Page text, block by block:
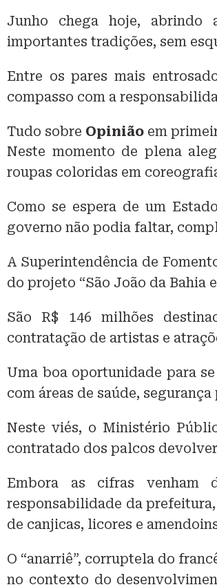
Junho chega hoje, abrindo
importantes tradições, sem
Entre os pares mais
compasso com a
Tudo sobre Opinião em
Neste momento de plena
roupas coloridas em
Como se espera de um
governo não podia faltar,
A Superintendência de
do projeto “São João da Bahia
São R$ 146 milhões
contratação de artistas e
Uma boa oportunidade para
com áreas de saúde,
Neste viés, o Ministério
contratado dos palcos
Embora as cifras venham
responsabilidade da
de canjicas, licores e
O “anarriê”, corruptela do
no contexto do